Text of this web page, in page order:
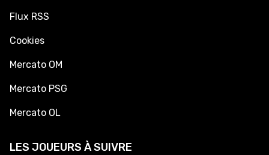
Flux RSS
Cookies
Mercato OM
Mercato PSG
Mercato OL
LES JOUEURS À SUIVRE